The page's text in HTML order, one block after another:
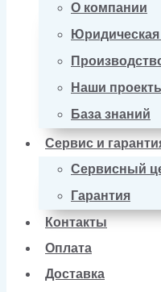
О компании
Наши
База знаний
Сервис и
Сервисный
Гарантия
Контакты
Оплата
Доставка